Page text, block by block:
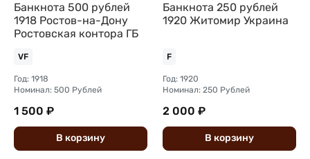
Банкнота 500 рублей
1918 Ростов-на-Дону
Ростовская контора ГБ
VF
Год: 1918
Номинал: 500 Рублей
1 500 ₽
В корзину
Банкнота 250 рублей
1920 Житомир Украина
F
Год: 1920
Номинал: 250 Рублей
2 000 ₽
В корзину